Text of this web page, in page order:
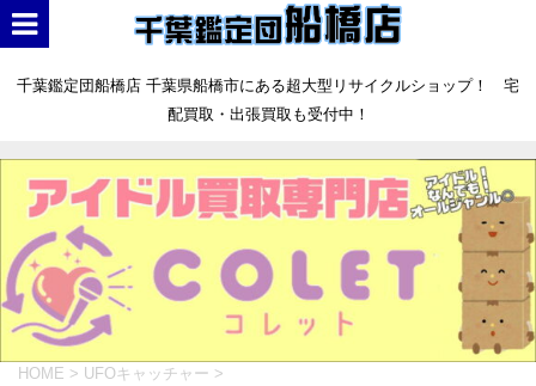
千葉鑑定団船橋店 千葉県船橋市にある超大型リサイクルショップ！ 宅
配買取・出張買取も受付中！
HOME > UFOキャッチャー >